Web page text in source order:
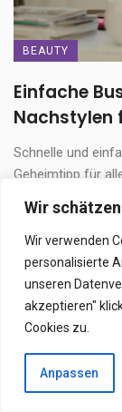
Wir
Wir verwenden
personalisierte
unseren
akzeptieren"
Cookies zu.
Anpassen
BEAUTY
Einfache
Nachstylen
Schnelle und
Geheimtipp für
17. Dezember